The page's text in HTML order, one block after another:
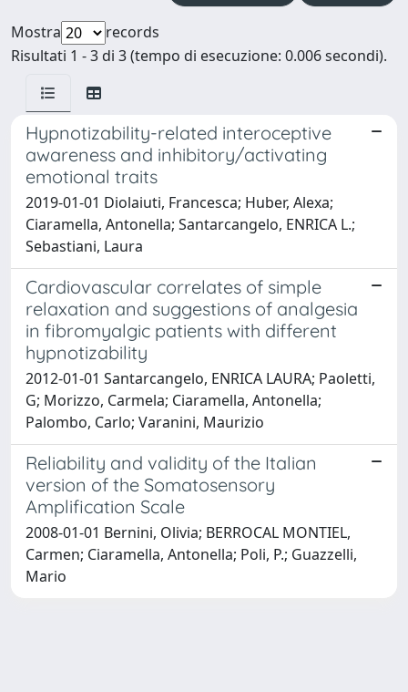
Mostra
records
Risultati 1 - 3 di 3 (tempo di esecuzione: 0.006 secondi).
Hypnotizability-related interoceptive
awareness and inhibitory/activating
emotional traits
2019-01-01 Diolaiuti, Francesca; Huber, Alexa;
Ciaramella, Antonella; Santarcangelo, ENRICA L.;
Sebastiani, Laura
Cardiovascular correlates of simple
relaxation and suggestions of analgesia
in fibromyalgic patients with different
hypnotizability
2012-01-01 Santarcangelo, ENRICA LAURA; Paoletti,
G; Morizzo, Carmela; Ciaramella, Antonella;
Palombo, Carlo; Varanini, Maurizio
Reliability and validity of the Italian
version of the Somatosensory
Amplification Scale
2008-01-01 Bernini, Olivia; BERROCAL MONTIEL,
Carmen; Ciaramella, Antonella; Poli, P.; Guazzelli,
Mario